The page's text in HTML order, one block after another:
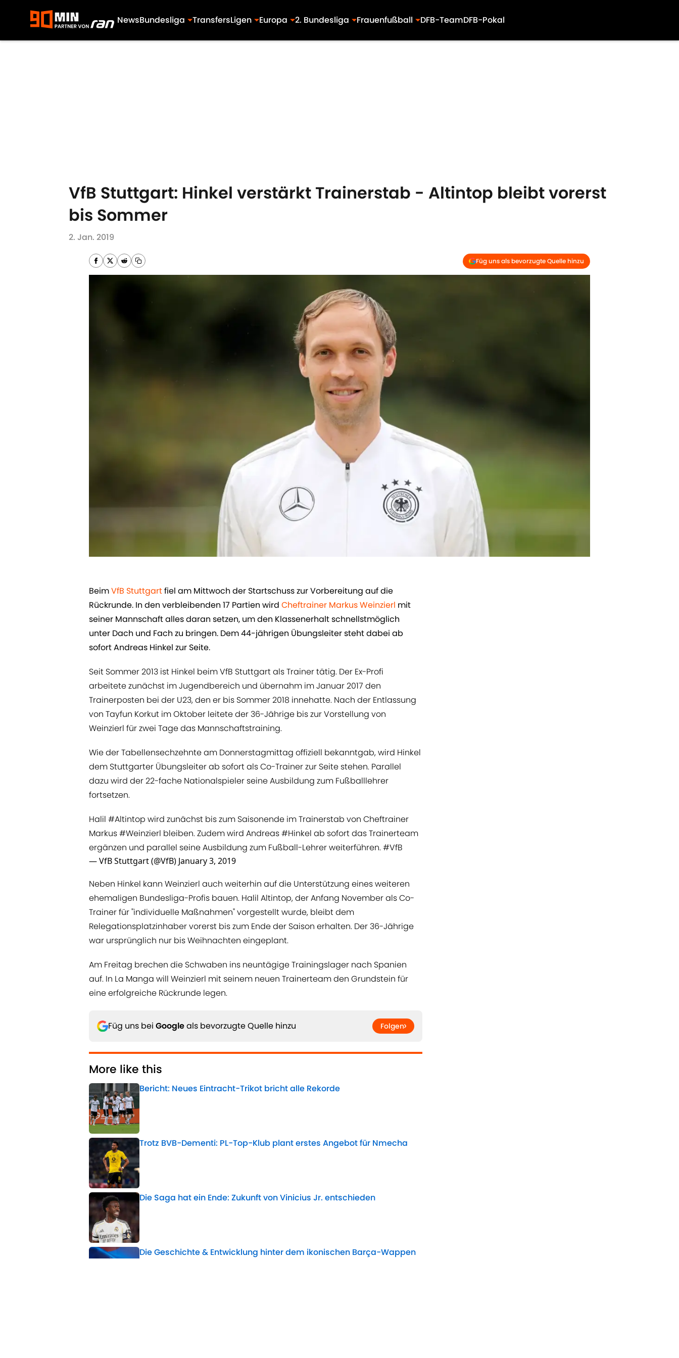
NewsBundesliga TransfersLigen Europa 2. Bundesliga Frauenfußball DFB-TeamDFB-Pokal
VfB Stuttgart: Hinkel verstärkt Trainerstab - Altintop bleibt vorerst
bis Sommer
2. Jan. 2019
Füg uns als bevorzugte Quelle hinzu
​Beim ​VfB Stuttgartfiel am Mittwoch der Startschuss zur Vorbereitung auf die
Rückrunde. In den verbleibenden 17 Partien wird ​ Cheftrainer Markus Weinzierl mit
seiner Mannschaft alles daran setzen, um den Klassenerhalt schnellstmöglich
unter Dach und Fach zu bringen. Dem 44-jährigen Übungsleiter steht dabei ab
sofort Andreas Hinkel zur Seite.
Seit Sommer 2013 ist Hinkel beim VfB Stuttgart als Trainer tätig. Der Ex-Profi
arbeitete zunächst im Jugendbereich und übernahm im Januar 2017 den
Trainerposten bei der U23, den er bis Sommer 2018 innehatte. Nach der Entlassung
von Tayfun Korkut im Oktober leitete der 36-Jährige bis zur Vorstellung von
Weinzierl für zwei Tage das Mannschaftstraining.
Wie der Tabellensechzehnte am Donnerstagmittag offiziell bekanntgab, wird Hinkel
dem Stuttgarter Übungsleiter ab sofort als Co-Trainer zur Seite stehen. Parallel
dazu wird der 22-fache Nationalspieler seine Ausbildung zum Fußballlehrer
fortsetzen.
Halil #Altintop wird zunächst bis zum Saisonende im Trainerstab von Cheftrainer
Markus#Weinzierl bleiben. Zudem wird Andreas#Hinkel ab sofort das Trainerteam
ergänzen und parallel seine Ausbildung zum Fußball-Lehrer weiterführen.#VfB
— VfB Stuttgart (@VfB) January 3, 2019
​​Neben Hinkel kann Weinzierl auch weiterhin auf die Unterstützung eines weiteren
ehemaligen Bundesliga-Profis bauen. Halil Altintop, der Anfang November als Co-
Trainer für "individuelle Maßnahmen" vorgestellt wurde, bleibt dem
Relegationsplatzinhaber vorerst bis zum Ende der Saison erhalten. Der 36-Jährige
war ursprünglich nur bis Weihnachten eingeplant.
Am Freitag brechen die Schwaben ins neuntägige Trainingslager nach Spanien
auf. In La Manga will Weinzierl mit seinem neuen Trainerteam den Grundstein für
eine erfolgreiche Rückrunde legen.
Füg uns bei Googleals bevorzugte Quelle hinzu Folgen
More like this
Bericht: Neues Eintracht-Trikot bricht alle Rekorde
Trotz BVB-Dementi: PL-Top-Klub plant erstes Angebot für Nmecha
Die Saga hat ein Ende: Zukunft von Vinicius Jr. entschieden
Die Geschichte & Entwicklung hinter dem ikonischen Barça-Wappen